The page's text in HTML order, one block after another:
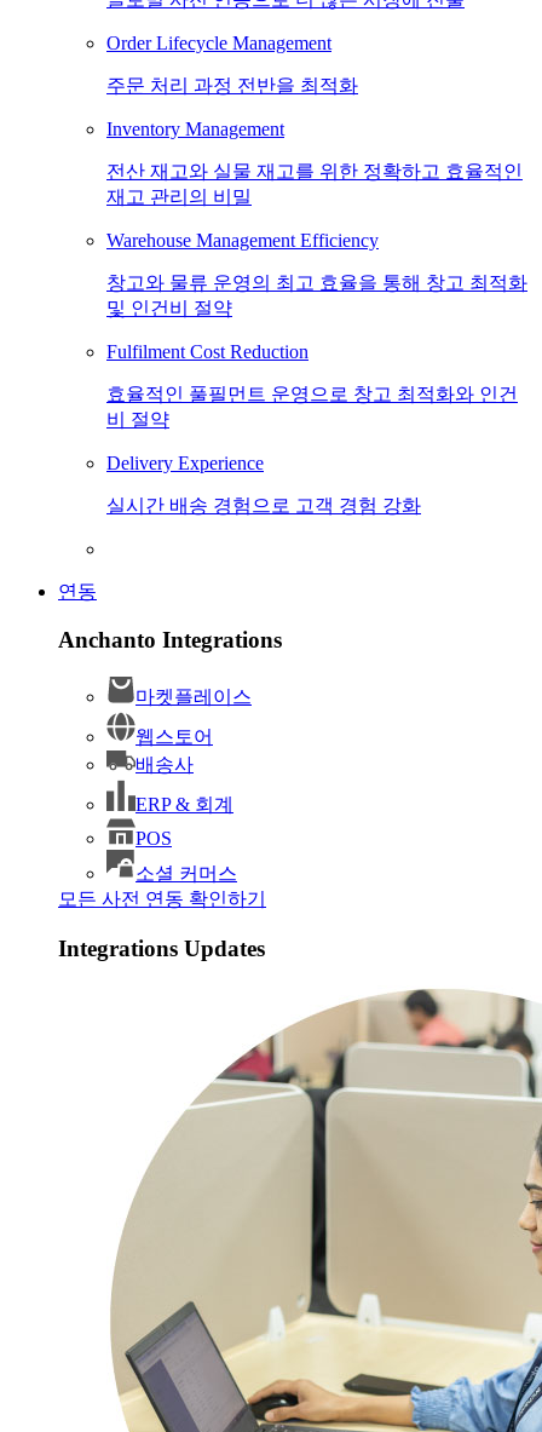
Order Lifecycle Management
주문 처리 과정 전반을 최적화
Inventory Management
전산 재고와 실물 재고를 위한 정확하고 효율적인
재고 관리의 비밀
Warehouse Management Efficiency
창고와 물류 운영의 최고 효율을 통해 창고 최적화
및 인건비 절약
Fulfilment Cost Reduction
효율적인 풀필먼트 운영으로 창고 최적화와 인건
비 절약
Delivery Experience
실시간 배송 경험으로 고객 경험 강화
연동
Anchanto Integrations
마켓플레이스
웹스토어
배송사
ERP & 회계
POS
소셜 커머스
모든 사전 연동 확인하기
Integrations Updates